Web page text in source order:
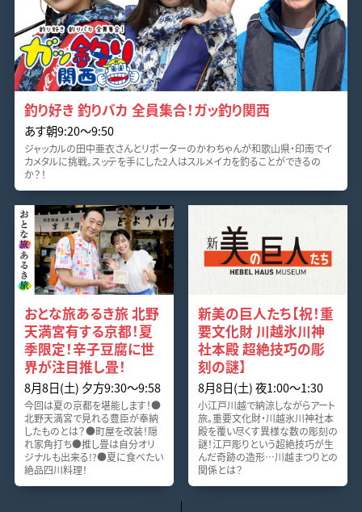
釣り好き 釣りバカ 全員集合！ガッ釣り関西
あす朝9:20～9:50
ジャッカルの田中亜衣さんとリポーターのかわちゃんが和歌山県・印南でイ
カメタルに挑戦。スッテを手にした2人はスルメイカを釣ることができるの
か？！
おとな旅あるき旅 北野
天満宮有する京都！夏
季限定！辛子豆腐に世
界が注目推し畳！
8月8日(土) 夕方9:30～9:58
今回は夏の京都を堪能します！●
北野天満宮で見れる豊臣が奉納
したものとは？●町屋を改装！隠
れ家角打ち●推し畳は自分オリ
ジナルも出来る!?●夏に食べたい
絶品四川料理！
新美の巨人たち【祝！重
要文化財 川越氷川神
社本殿 超絶技巧の彫
刻の謎】
8月8日(土) 夜1:00～1:30
小江戸川越で納涼しながらアート
旅。重要文化財・川越氷川神社本
殿を覆い尽くす異様な数の彫刻の
謎！江戸彫りという超絶技巧が生
んだ奇跡の造形…川越まつりとの
関係とは？